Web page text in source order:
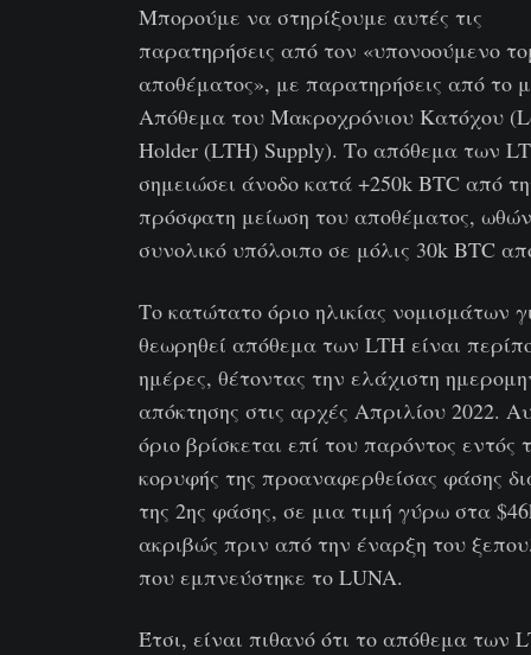
Μπορούμε να στηρίξουμε αυτές τις
παρατηρήσεις από τον «υπονοούμενο
αποθέματος», με παρατηρήσεις από το
Απόθεμα του Μακροχρόνιου Κατόχου
Holder (LTH) Supply). Το απόθεμα των
σημειώσει άνοδο κατά +250k BTC από
πρόσφατη μείωση του αποθέματος,
συνολικό υπόλοιπο σε μόλις 30k BTC
Το κατώτατο όριο ηλικίας νομισμάτων
θεωρηθεί απόθεμα των LTH είναι
ημέρες, θέτοντας την ελάχιστη
απόκτησης στις αρχές Απριλίου 2022.
όριο βρίσκεται επί του παρόντος εντός
κορυφής της προαναφερθείσας φάσης
της 2ης φάσης, σε μια τιμή γύρω στα
ακριβώς πριν από την έναρξη του
που εμπνεύστηκε το LUNA.
Έτσι, είναι πιθανό ότι το απόθεμα των